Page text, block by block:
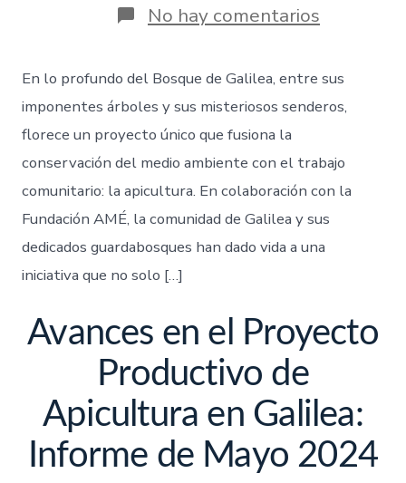
No hay comentarios
En lo profundo del Bosque de Galilea, entre sus
imponentes árboles y sus misteriosos senderos,
florece un proyecto único que fusiona la
conservación del medio ambiente con el trabajo
comunitario: la apicultura. En colaboración con la
Fundación AMÉ, la comunidad de Galilea y sus
dedicados guardabosques han dado vida a una
iniciativa que no solo […]
Avances en el Proyecto
Productivo de
Apicultura en Galilea:
Informe de Mayo 2024